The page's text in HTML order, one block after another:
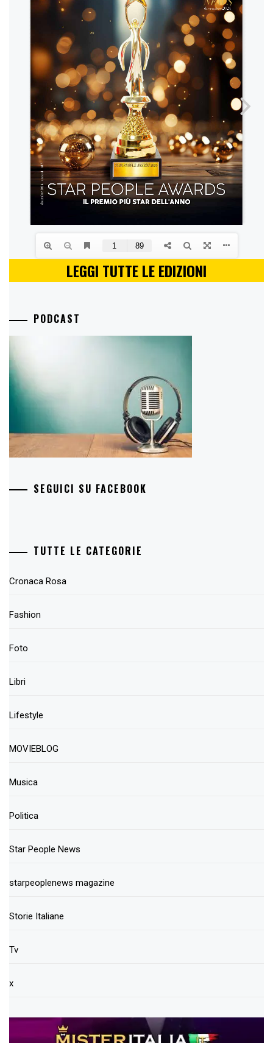
LEGGI TUTTE LE EDIZIONI
PODCAST
SEGUICI SU FACEBOOK
TUTTE LE CATEGORIE
Cronaca Rosa
Fashion
Foto
Libri
Lifestyle
MOVIEBLOG
Musica
Politica
Star People News
starpeoplenews magazine
Storie Italiane
Tv
x